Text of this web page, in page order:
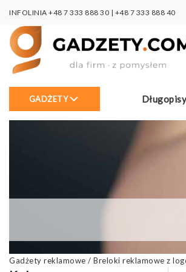
INFOLINIA +48 7 333 888 30 | +48 7 333 888 40
GADŻETY
Gadżety reklamowe / Breloki reklamowe z